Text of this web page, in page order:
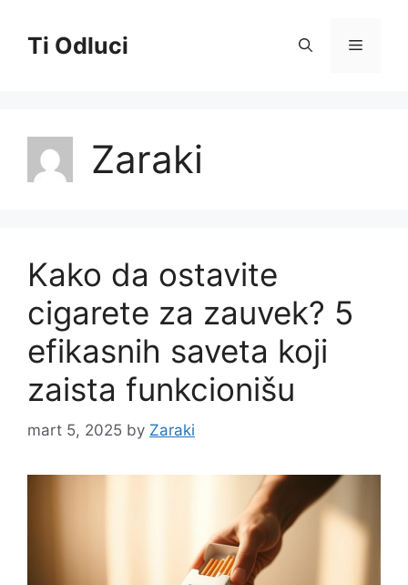
contentTi Odluci Menu
Zaraki
Kako da ostavite
cigarete za zauvek? 5
efikasnih saveta koji
zaista funkcionišu
mart 5, 2025 by Zaraki